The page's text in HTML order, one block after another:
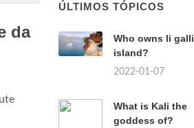
da
ÚLTIMOS TÓPICOS
Who owns li galli
island?
2022-01-07
What is Kali the
goddess of?